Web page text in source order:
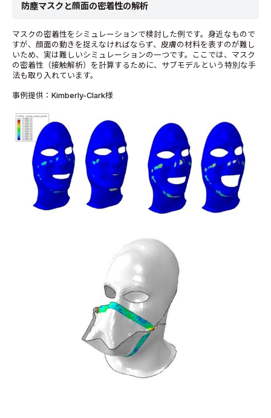
防塵マスクと顔面の密着性の解析
マスクの密着性をシミュレーションで検討した例です。身近なもので
すが、顔面の動きを捉えなければならず、皮膚の材料を表すのが難し
いため、実は難しいシミュレーションの一つです。ここでは、マスク
の密着性（接触解析）を計算するために、サブモデルという特別な手
法も取り入れています。
事例提供：Kimberly-Clark様